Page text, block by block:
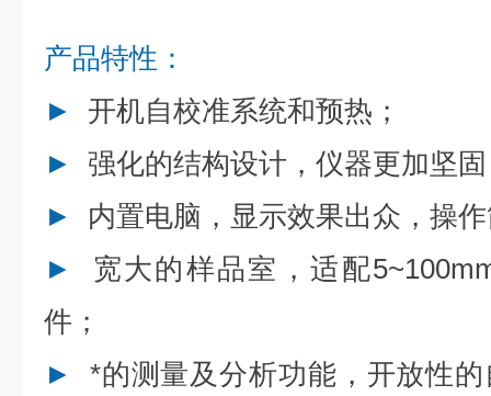
产品特性：
► 开机自校准系统和预热；
►
强化的结构设计，仪器更加坚
►
内置电脑，显示效果出众，操
►
宽大的样品室，适配
件；
►
*的测量及分析功能，开放性